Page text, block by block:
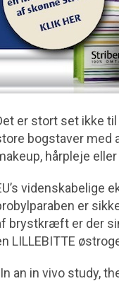
er stort set ikke
bogstaver med
hårpleje
videnskabelige
er
brystkræft er der
LILLEBITTE
an in vivo study,